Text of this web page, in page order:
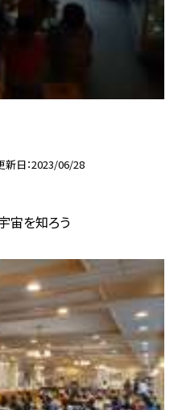
新日 2023/06/28
宙を知ろう